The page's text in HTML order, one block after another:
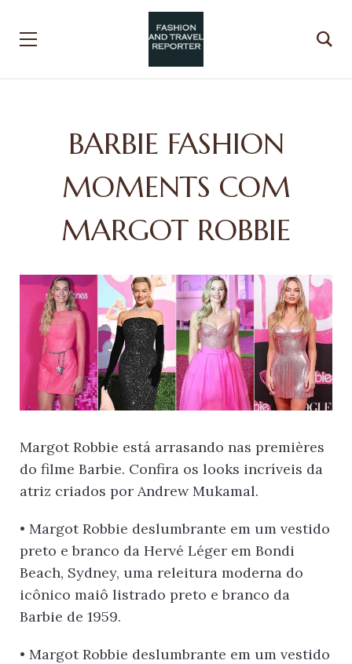
BARBIE FASHION
MOMENTS COM
MARGOT ROBBIE
Margot Robbie está arrasando nas premières
do filme Barbie. Confira os looks incríveis da
atriz criados por Andrew Mukamal.
• Margot Robbie deslumbrante em um vestido
preto e branco da Hervé Léger em Bondi
Beach, Sydney, uma releitura moderna do
icônico maiô listrado preto e branco da
Barbie de 1959.
• Margot Robbie deslumbrante em um vestido